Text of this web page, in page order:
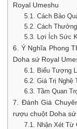
Royal Umeshu
5.1. Cách Bảo
5.2. Cách
5.3. Lợi Ích Sức
6. Ý Nghĩa Phong
Doha sứ Royal
6.1. Biểu Tượng
6.2. Giá Trị Nghệ
6.3. Tầm Quan
7. Đánh Giá
rượu chuột Doha
7.1. Nhận Xét Từ